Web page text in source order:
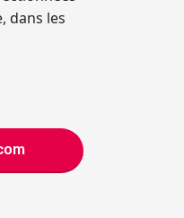
dans les